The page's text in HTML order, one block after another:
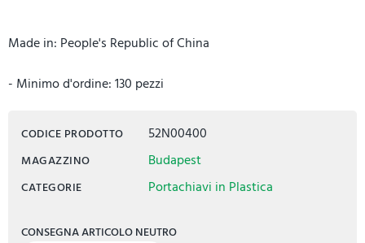
Made in: People's Republic of China
- Minimo d'ordine: 130 pezzi
CODICE PRODOTTO 52N00400
MAGAZZINO Budapest
CATEGORIE Portachiavi in Plastica
CONSEGNA ARTICOLO NEUTRO